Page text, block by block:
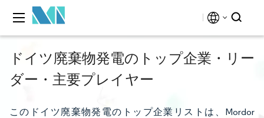
ドイツ廃棄物発電のトップ企業・リー
ダー・主要プレイヤー
このドイツ廃棄物発電のトップ企業リストは、Mordor